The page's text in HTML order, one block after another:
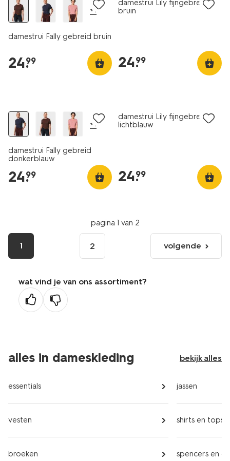
+1
damestrui Fally gebreid bruin
24.
99
damestrui Lily fijngebreid
bruin
24.
99
+1
damestrui Fally gebreid
donkerblauw
24.
99
damestrui Lily fijngebreid
lichtblauw
24.
99
pagina 1 van 2
1 2
volgende
pagina
volgende
wat vind je van ons assortiment?
alles in dameskleding bekijk alles
essentials
vesten
broeken
jassen
shirts en tops
spencers en